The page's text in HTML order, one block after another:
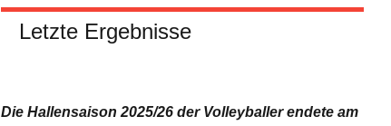
Letzte Ergebnisse
Die Hallensaison 2025/26 der Volleyballer endete am